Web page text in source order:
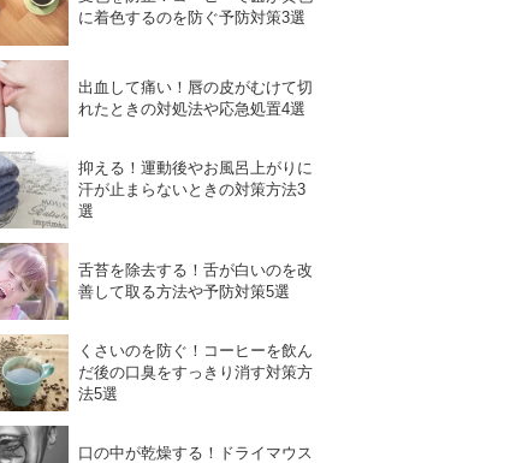
に着色するのを防ぐ予防対策3選
出血して痛い！唇の皮がむけて切
れたときの対処法や応急処置4選
抑える！運動後やお風呂上がりに
汗が止まらないときの対策方法3
選
舌苔を除去する！舌が白いのを改
善して取る方法や予防対策5選
くさいのを防ぐ！コーヒーを飲ん
だ後の口臭をすっきり消す対策方
法5選
口の中が乾燥する！ドライマウス